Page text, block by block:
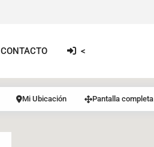
CONTACTO <
Mi Ubicación Pantalla completa